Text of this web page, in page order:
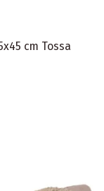
cm Tossa